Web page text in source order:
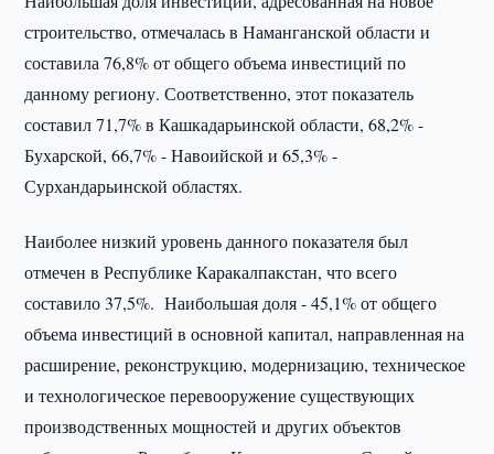
строительство, отмечалась в Наманганской области и
составила 76,8% от общего объема инвестиций по
данному региону. Соответственно, этот показатель
составил 71,7% в Кашкадарьинской области, 68,2% -
Бухарской, 66,7% - Навоийской и 65,3% -
Сурхандарьинской областях.
Наиболее низкий уровень данного показателя был
отмечен в Республике Каракалпакстан, что всего
составило 37,5%. Наибольшая доля - 45,1% от общего
объема инвестиций в основной капитал, направленная на
расширение, реконструкцию, модернизацию, техническое
и технологическое перевооружение существующих
производственных мощностей и других объектов